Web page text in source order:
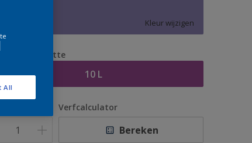
Kleur wijzigen
10 L
Verfcalculator
Bereken
All